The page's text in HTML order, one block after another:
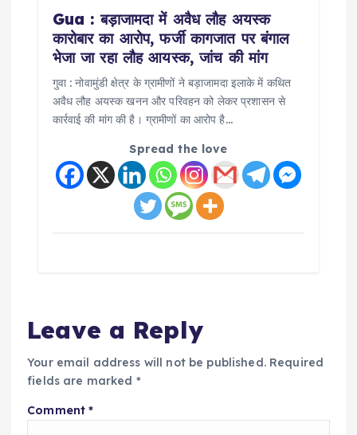
Gua : बड़ाजामदा में अवैध लौह अयस्क
कारोबार का आरोप, फर्जी कागजात पर बंगाल
भेजा जा रहा लौह आयस्क, जांच की मांग
गुवा : नोवामुंडी क्षेत्र के ग्रामीणों ने बड़ाजामदा इलाके में कथित
अवैध लौह अयस्क खनन और परिवहन को लेकर प्रशासन से
कार्रवाई की मांग की है। ग्रामीणों का आरोप है…
Spread the love
Leave a Reply
Your email address will not be published. Required
fields are marked *
Comment*